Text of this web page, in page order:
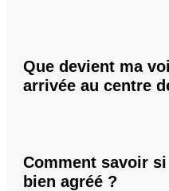
Que devient ma
arrivée au centre
Comment savoir
bien agréé ?